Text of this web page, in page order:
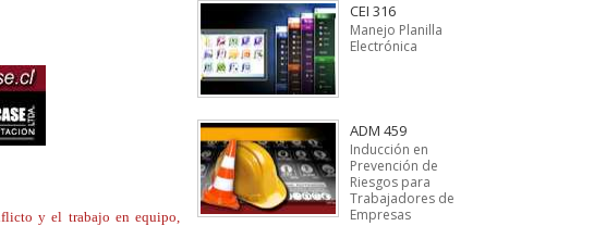
y el trabajo en equipo,
CEI 316
Manejo Planilla
Electrónica
ADM 459
Inducción en
Prevención de
Riesgos para
Trabajadores de
Empresas